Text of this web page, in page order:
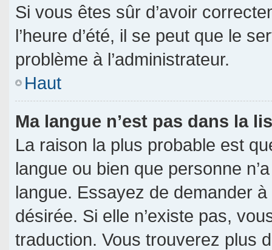
Si vous êtes sûr d’avoir
l’heure d’été, il se peut que le
problème à l’administrateur.
Haut
Ma langue n’est pas dans la
La raison la plus probable est
langue ou bien que personne
langue. Essayez de demander à
désirée. Si elle n’existe pas,
traduction. Vous trouverez plus